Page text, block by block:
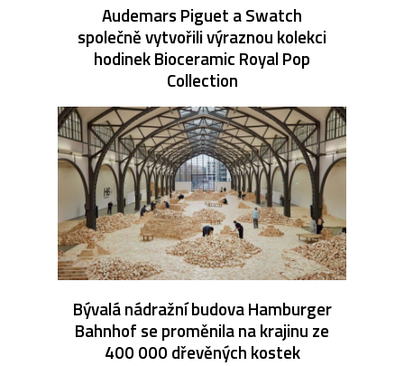
Audemars Piguet a Swatch
společně vytvořili výraznou kolekci
hodinek Bioceramic Royal Pop
Collection
Bývalá nádražní budova Hamburger
Bahnhof se proměnila na krajinu ze
400 000 dřevěných kostek